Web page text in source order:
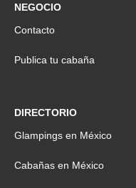
NEGOCIO
Contacto
Publica tu cabaña
DIRECTORIO
Glampings en México
Cabañas en México